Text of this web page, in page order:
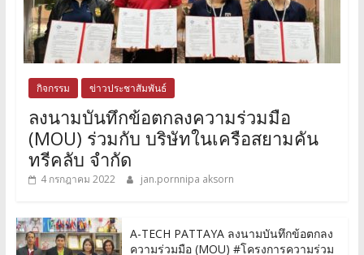
กิจกรรม ข่าวประชาสัมพันธ์
ลงนามบันทึกข้อตกลงความร่วมมือ
(MOU) ร่วมกับ บริษัทในเครือสยามคัน
ทรีคลับ จำกัด
4 กรกฎาคม 2022 jan.pornnipa aksorn
A-TECH PATTAYA ลงนามบันทึกข้อตกลง
ความร่วมมือ (MOU) #โครงการความร่วม